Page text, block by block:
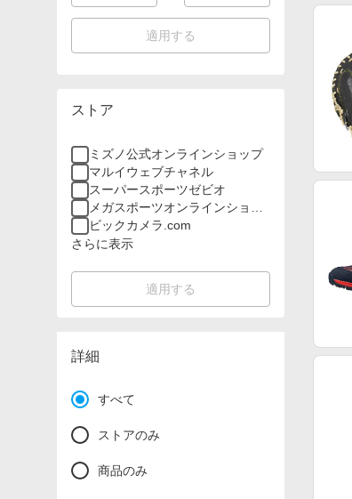
適用する
ストア
ミズノ公式オンラインショップ
マルイウェブチャネル
スーパースポーツゼビオ
メガスポーツオンラインショッ
プ
ビックカメラ.com
さらに表示
適用する
詳細
すべて
ストアのみ
商品のみ